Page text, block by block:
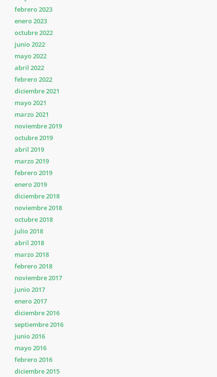
febrero 2023
enero 2023
octubre 2022
junio 2022
mayo 2022
abril 2022
febrero 2022
diciembre 2021
mayo 2021
marzo 2021
noviembre 2019
octubre 2019
abril 2019
marzo 2019
febrero 2019
enero 2019
diciembre 2018
noviembre 2018
octubre 2018
julio 2018
abril 2018
marzo 2018
febrero 2018
noviembre 2017
junio 2017
enero 2017
diciembre 2016
septiembre 2016
junio 2016
mayo 2016
febrero 2016
diciembre 2015